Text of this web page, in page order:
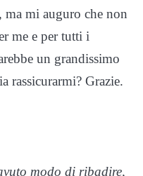
ma mi auguro che non
me e per tutti i
un grandissimo
rassicurarmi? Grazie.
modo di ribadire,